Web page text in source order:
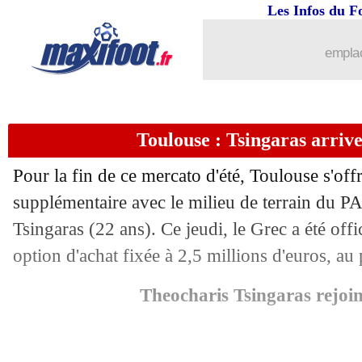
Les Infos du
Toulouse : Tsingaras
Pour la fin de ce mercato d'été, Toulouse
supplémentaire avec le milieu de terrain du
Tsingaras (22 ans). Ce jeudi, le Grec a été
option d'achat fixée à 2,5 millions d'euros,
Theocharis Tsingaras
: décision prise pour Gakpo
01/09 Lyon: Diomandé en route pour
01/09 Man City: la décision définitive de
01/09 Reims: Faes vendu 20 M€ à
01/09 Arsenal: Bellerin libéré pour le
: Caleta-Car vers Southampton